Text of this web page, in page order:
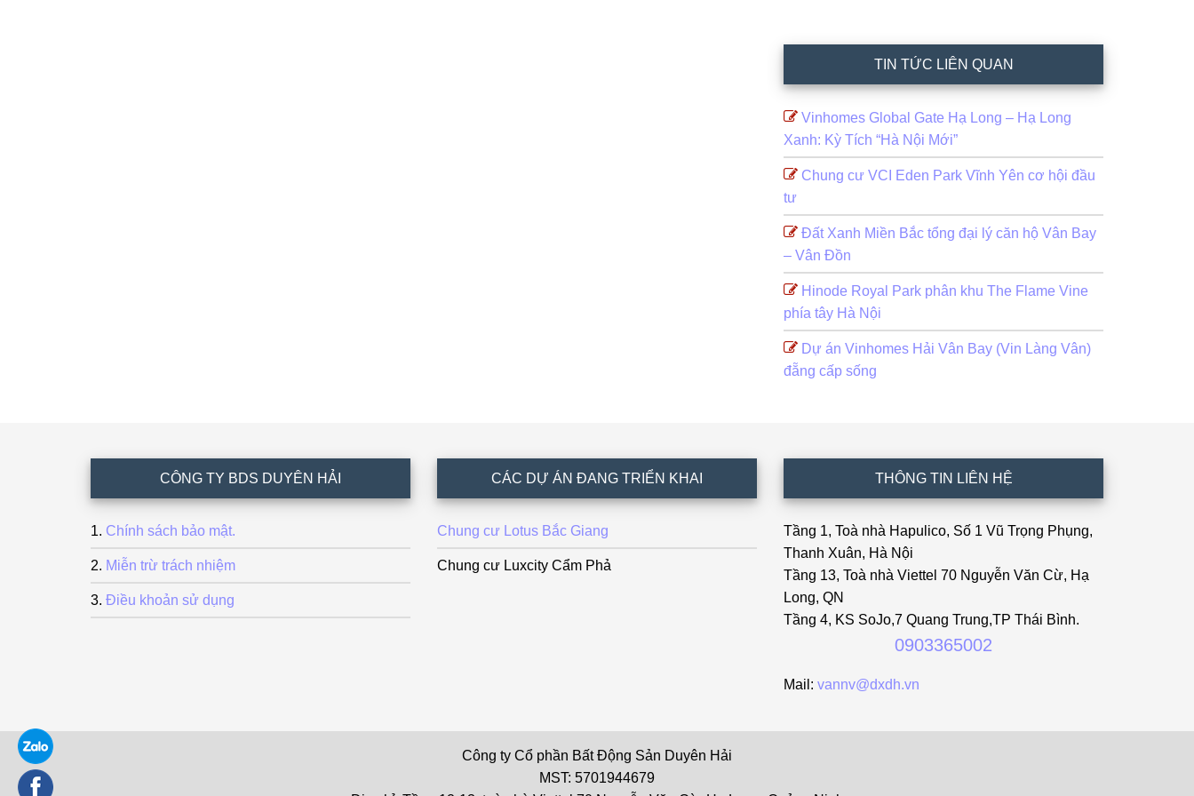
TIN TỨC LIÊN QUAN
Vinhomes Global Gate Hạ Long – Hạ Long
Xanh: Kỳ Tích “Hà Nội Mới”
Chung cư VCI Eden Park Vĩnh Yên cơ hội đầu
tư
Đất Xanh Miền Bắc tổng đại lý căn hộ Vân Bay
– Vân Đồn
Hinode Royal Park phân khu The Flame Vine
phía tây Hà Nội
Dự án Vinhomes Hải Vân Bay (Vin Làng Vân)
đẵng cấp sống
CÔNG TY BDS DUYÊN HẢI
Chính sách bảo mật.
Miễn trừ trách nhiệm
Điều khoản sử dụng
CÁC DỰ ÁN ĐANG TRIỂN KHAI
Chung cư Lotus Bắc Giang
Chung cư Luxcity Cẩm Phả
THÔNG TIN LIÊN HỆ
Tầng 1, Toà nhà Hapulico, Số 1 Vũ Trọng Phụng,
Thanh Xuân, Hà Nội
Tầng 13, Toà nhà Viettel 70 Nguyễn Văn Cừ, Hạ
Long, QN
Tầng 4, KS SoJo,7 Quang Trung,TP Thái Bình.
0903365002
Mail: vannv@dxdh.vn
Công ty Cổ phần Bất Động Sản Duyên Hải
MST: 5701944679